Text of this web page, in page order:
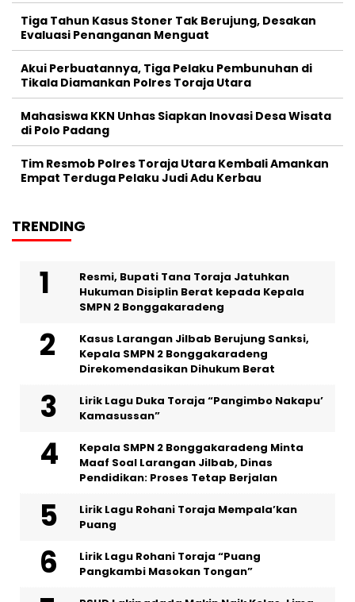
Tiga Tahun Kasus Stoner Tak Berujung, Desakan
Evaluasi Penanganan Menguat
Akui Perbuatannya, Tiga Pelaku Pembunuhan di
Tikala Diamankan Polres Toraja Utara
Mahasiswa KKN Unhas Siapkan Inovasi Desa Wisata
di Polo Padang
Tim Resmob Polres Toraja Utara Kembali Amankan
Empat Terduga Pelaku Judi Adu Kerbau
TRENDING
Resmi, Bupati Tana Toraja Jatuhkan
Hukuman Disiplin Berat kepada Kepala
SMPN 2 Bonggakaradeng
Kasus Larangan Jilbab Berujung Sanksi,
Kepala SMPN 2 Bonggakaradeng
Direkomendasikan Dihukum Berat
Lirik Lagu Duka Toraja “Pangimbo Nakapu’
Kamasussan”
Kepala SMPN 2 Bonggakaradeng Minta
Maaf Soal Larangan Jilbab, Dinas
Pendidikan: Proses Tetap Berjalan
Lirik Lagu Rohani Toraja Mempala’kan
Puang
Lirik Lagu Rohani Toraja “Puang
Pangkambi Masokan Tongan”